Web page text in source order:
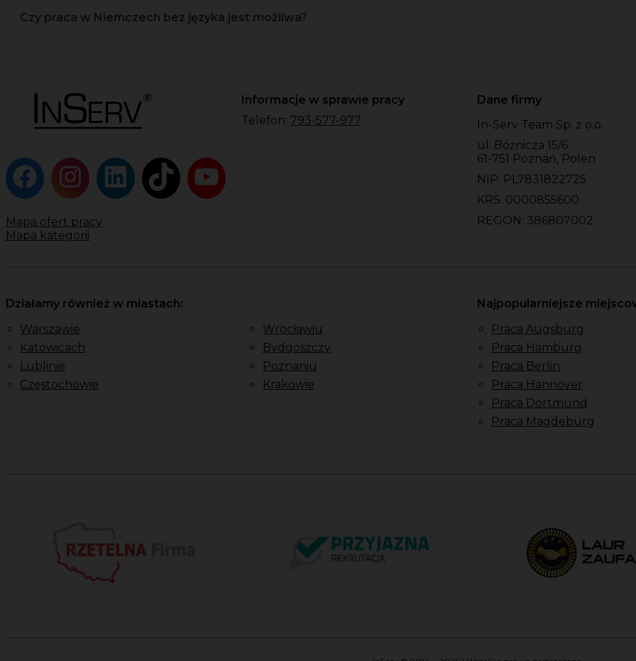
Czy praca w Niemczech bez języka jest możliwa?
Mapa ofert pracy
Mapa kategorii
Informacje w sprawie pracy
Telefon: 793-577-977
Dane firmy
In-Serv Team Sp. z o.o.
ul. Bóżnicza 15/6
61-751 Poznań, Polen
NIP: PL7831822725
KRS: 0000855600
REGON: 386807002
Działamy również w miastach:
Warszawie
Katowicach
Lublinie
Częstochowie
Wrocławiu
Bydgoszczy
Poznaniu
Krakowie
Najpopularniejsze
Praca Augsburg
Praca Hamburg
Praca Berlin
Praca Hannover
Praca Dortmund
Praca Magdeburg